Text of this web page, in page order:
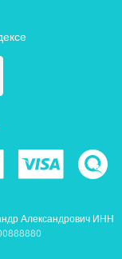
Александрович ИНН